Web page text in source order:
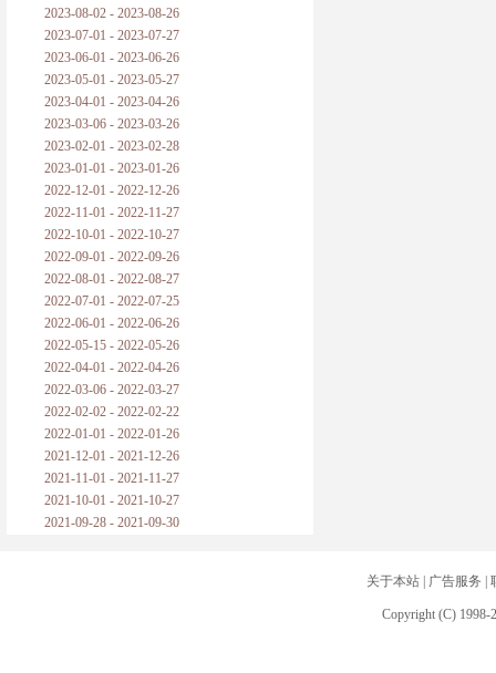
2023-08-02 - 2023-08-26
2023-07-01 - 2023-07-27
2023-06-01 - 2023-06-26
2023-05-01 - 2023-05-27
2023-04-01 - 2023-04-26
2023-03-06 - 2023-03-26
2023-02-01 - 2023-02-28
2023-01-01 - 2023-01-26
2022-12-01 - 2022-12-26
2022-11-01 - 2022-11-27
2022-10-01 - 2022-10-27
2022-09-01 - 2022-09-26
2022-08-01 - 2022-08-27
2022-07-01 - 2022-07-25
2022-06-01 - 2022-06-26
2022-05-15 - 2022-05-26
2022-04-01 - 2022-04-26
2022-03-06 - 2022-03-27
2022-02-02 - 2022-02-22
2022-01-01 - 2022-01-26
2021-12-01 - 2021-12-26
2021-11-01 - 2021-11-27
2021-10-01 - 2021-10-27
2021-09-28 - 2021-09-30
关于本站| 广告服务
Copyright (C) 1998-